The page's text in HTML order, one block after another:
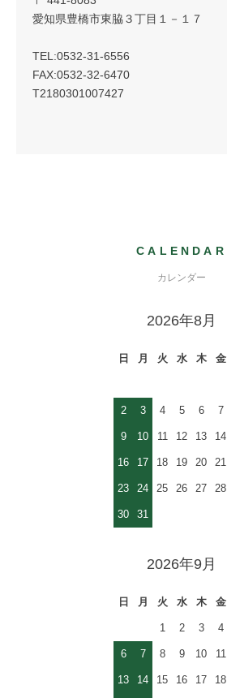
愛知県豊橋市東脇３丁目１－１７
TEL:0532-31-6556
FAX:0532-32-6470
T2180301007427
CALENDAR
カレンダー
2026年8月
日 月 火 水 木 金
2 3 4 5 6 7
9 10 11 12 13 14
16 17 18 19 20 21
23 24 25 26 27 28
30 31
2026年9月
日 月 火 水 木 金
1 2 3 4
6 7 8 9 10 11
13 14 15 16 17 18